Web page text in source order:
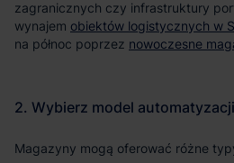
zagranicznych czy infrastruktury
wynajem obiektów logistycznych w
na północ poprzez nowoczesne
Magazyny mogą oferować różne